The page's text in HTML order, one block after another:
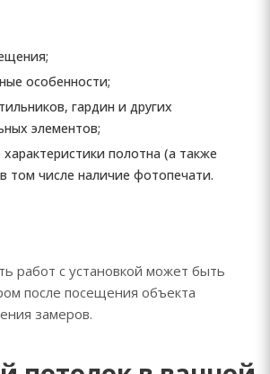
особенности;
гардин и других
элементов;
характеристики полотна (а также
том числе наличие фотопечати.
работ с установкой может быть
после посещения объекта
замеров.